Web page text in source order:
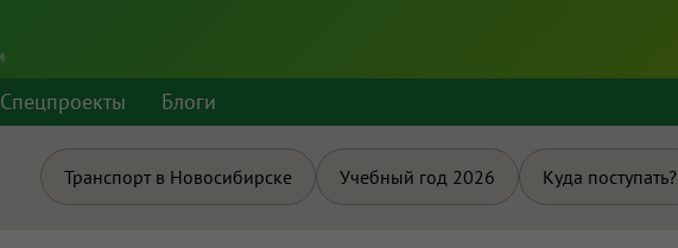
Спецпроекты Блоги
Транспорт в Новосибирске Учебный год 2026 Куда поступать?